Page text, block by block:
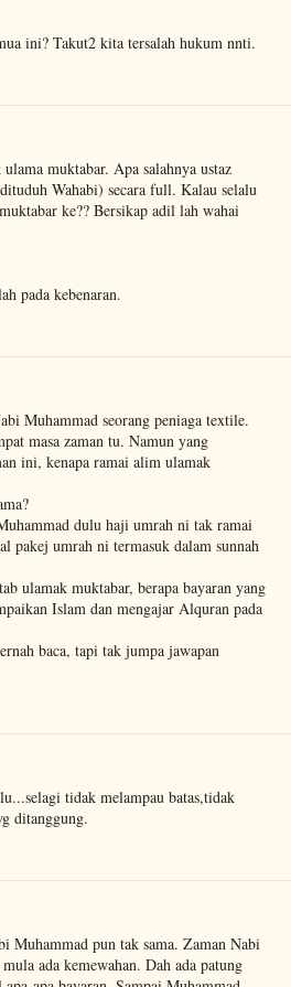
ini? Takut2 kita tersalah hukum nnti.
muktabar. Apa salahnya ustaz
Wahabi) secara full. Kalau selalu
ke?? Bersikap adil lah wahai
pada kebenaran.
Muhammad seorang peniaga textile.
masa zaman tu. Namun yang
ini, kenapa ramai alim ulamak
dulu haji umrah ni tak ramai
pakej umrah ni termasuk dalam sunnah
ulamak muktabar, berapa bayaran yang
Islam dan mengajar Alquran pada
baca, tapi tak jumpa jawapan
tidak melampau batas,tidak
ditanggung.
Muhammad pun tak sama. Zaman Nabi
ada kemewahan. Dah ada patung